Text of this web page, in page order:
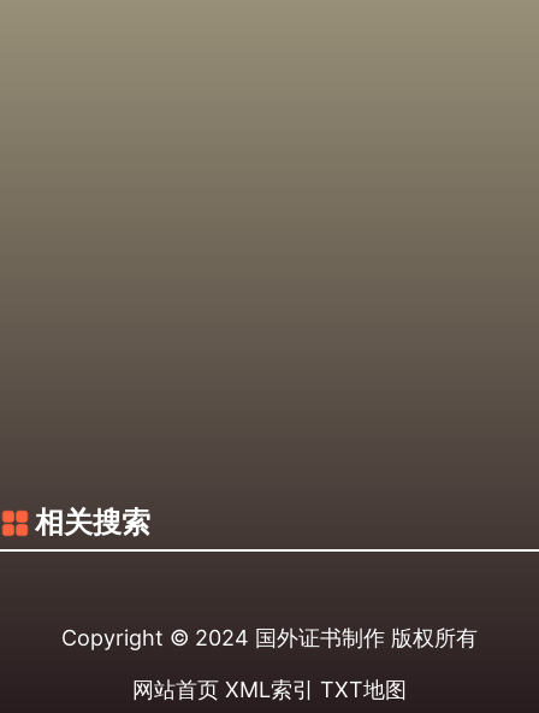
相关搜索
Copyright © 2024 国外证书制作 版权所有
网站首页 XML索引 TXT地图